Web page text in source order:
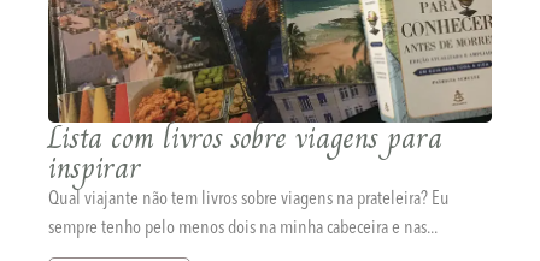
Lista com livros sobre viagens para
inspirar
Qual viajante não tem livros sobre viagens na prateleira? Eu
sempre tenho pelo menos dois na minha cabeceira e nas...